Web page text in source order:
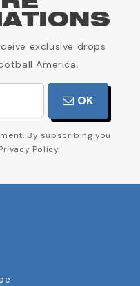
exclusive drops
America.
OK
By subscribing you
Policy.